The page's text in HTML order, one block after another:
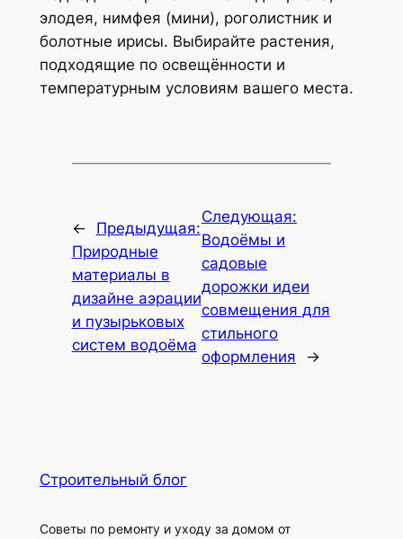
элодея, нимфея (мини), роголистник и
болотные ирисы. Выбирайте растения,
подходящие по освещённости и
температурным условиям вашего места.
←
Предыдущая:
Природные
материалы в
дизайне аэрации
и пузырьковых
систем водоёма
Следующая:
Водоёмы и
садовые
дорожки идеи
совмещения для
стильного
оформления
→
Строительный блог
Советы по ремонту и уходу за домом от